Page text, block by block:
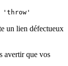
un lien défectueux
avertir que vos